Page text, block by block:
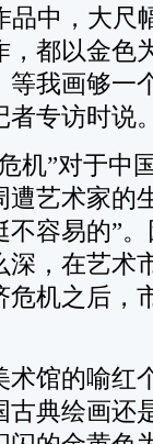
品中，大尺
，都以金色
等我画够一
专访时说。
”对于中国
遭艺术家的
不容易的”
深，在艺术
危机之后，
的喻红个
古典绘画还